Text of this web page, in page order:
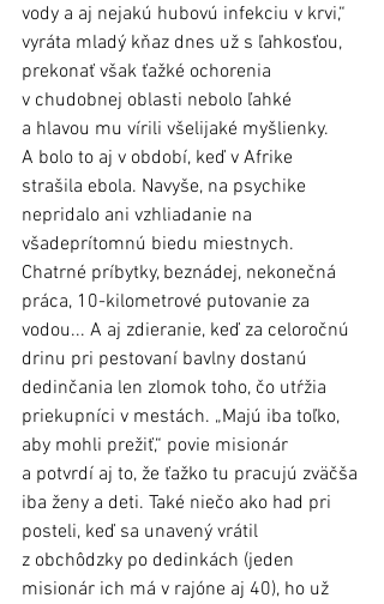
vody a aj nejakú hubovú infekciu v krvi,“
vyráta mladý kňaz dnes už s ľahkosťou,
prekonať však ťažké ochorenia
v chudobnej oblasti nebolo ľahké
a hlavou mu vírili všelijaké myšlienky.
A bolo to aj v období, keď v Afrike
strašila ebola. Navyše, na psychike
nepridalo ani vzhliadanie na
všadeprítomnú biedu miestnych.
Chatrné príbytky, beznádej, nekonečná
práca, 10-kilometrové putovanie za
vodou... A aj zdieranie, keď za celoročnú
drinu pri pestovaní bavlny dostanú
dedinčania len zlomok toho, čo utŕžia
priekupníci v mestách. „Majú iba toľko,
aby mohli prežiť,“ povie misionár
a potvrdí aj to, že ťažko tu pracujú zväčša
iba ženy a deti. Také niečo ako had pri
posteli, keď sa unavený vrátil
z obchôdzky po dedinkách (jeden
misionár ich má v rajóne aj 40), ho už